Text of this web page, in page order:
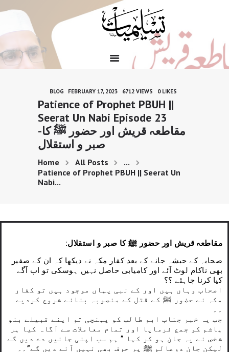
BLOG FEBRUARY 17, 2023 6712 VIEWS 0 LIKES
Patience of Prophet PBUH ||
Seerat Un Nabi Episode 23
-مقاطعہ قریش اور حضور ﷺ کا
صبر و استقلال
Home All Posts
...
Patience of Prophet PBUH || Seerat Un
Nabi...
QUOTES
NAATS
JUMMA MUBARAK
QURAN O HADEES
BLOG
TAIB E NABWI
TASLIMI HIKAYAT
VIDEOS
CONTACTS
:مقاطعہ قریش اور حضور ﷺ کا صبر و استقلال
صحابہ کے حبشہ جانے کے بعد کفار مکہ نے دیکھا کہ ان کے صفیر
بھی ناکام لوٹ آئے اور کامیابی حاصل نہیں ہوسکی تو اب آگے
کیا کرنا چاہئے ؟؟
اصحاب وہاں ہیں اور کے نبی یہاں موجود ہیں تو کفار
مکہ نے حضور ﷺ کے قتل کے منصوبہ بنانے شروع کردیے
۔۔
جب یہ خبر جناب ابو طالب کو پہنچی تو اپنے قبیلے بنو
ہاشم کو جمع فرمایا اور تمام معاملات سے آگاہ کیا ہر
شخص نے یہ جان ہو کر کہا ” ہم سب اپنی جانیں دے دیں گے
لیکن جان دوعالم ﷺ پر حرف بھی نہیں آنے دیں گے”۔۔